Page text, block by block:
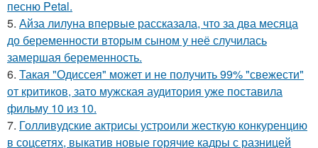
песню Petal.
5. Айза лилуна впервые рассказала, что за два месяца
до беременности вторым сыном у неё случилась
замершая беременность.
6. Такая "Одиссея" может и не получить 99% "свежести"
от критиков, зато мужская аудитория уже поставила
фильму 10 из 10.
7. Голливудские актрисы устроили жесткую конкуренцию
в соцсетях, выкатив новые горячие кадры с разницей